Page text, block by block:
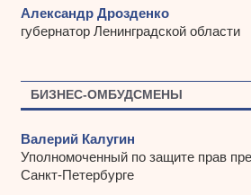
Александр Дрозденко
губернатор Ленинградской области
БИЗНЕС-ОМБУДСМЕНЫ
Валерий Калугин
Уполномоченный по защите прав
Санкт-Петербурге